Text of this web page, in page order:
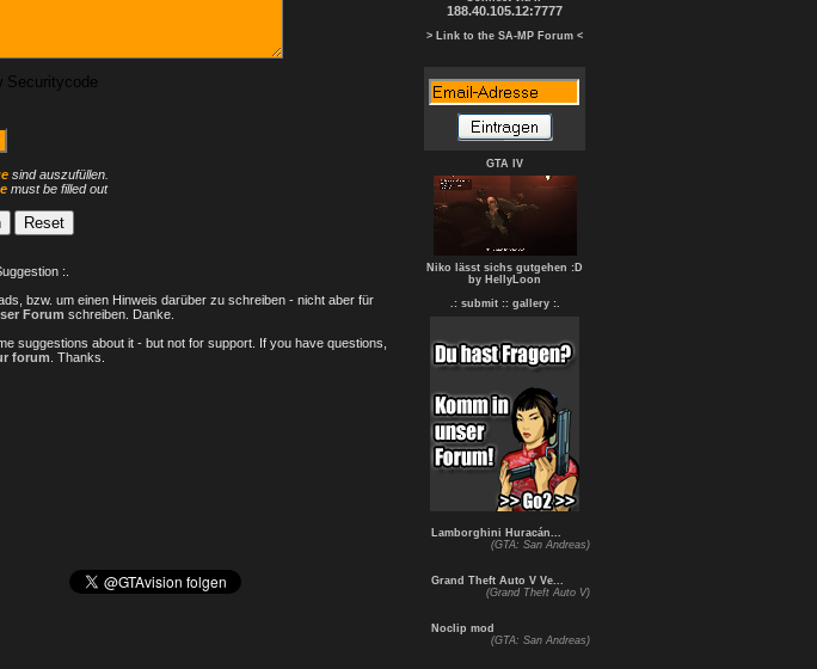
sind auszufüllen.
must be filled out
:.
bzw. um einen Hinweis darüber zu schreiben - nicht aber für
Forum schreiben. Danke.
suggestions about it - but not for support. If you have questions,
forum . Thanks.
188.40.105.12:7777
> Link to the SA-MP Forum <
GTA IV
Niko lässt sichs gutgehen :D
by HellyLoon
.: submit : : gallery :.
Lamborghini Huracán...
(GTA: San Andreas)
Grand Theft Auto V Ve...
(Grand Theft Auto V)
Noclip mod
(GTA: San Andreas)